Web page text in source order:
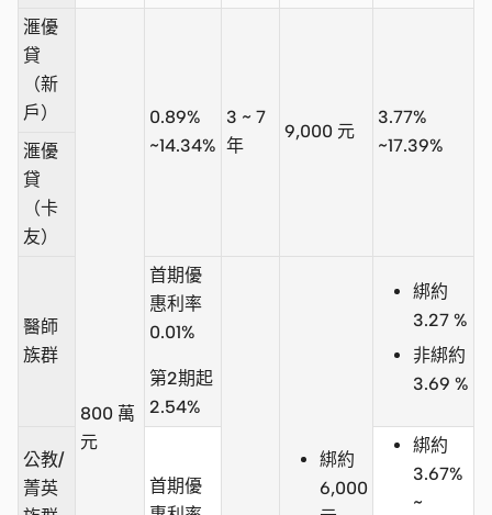
滙優
貸
（新
戶）
800 萬
元
0.89%
~14.34%
3 ~ 7
年
9,000 元
3.77%
~17.39%
滙優
貸
（卡
友）
醫師
族群
首期優
惠利率
0.01%
第2期起
2.54%
綁約
6,000
綁約
3.27 %
非綁約
3.69 %
公教/
菁英
首期優
綁約
3.67%
~